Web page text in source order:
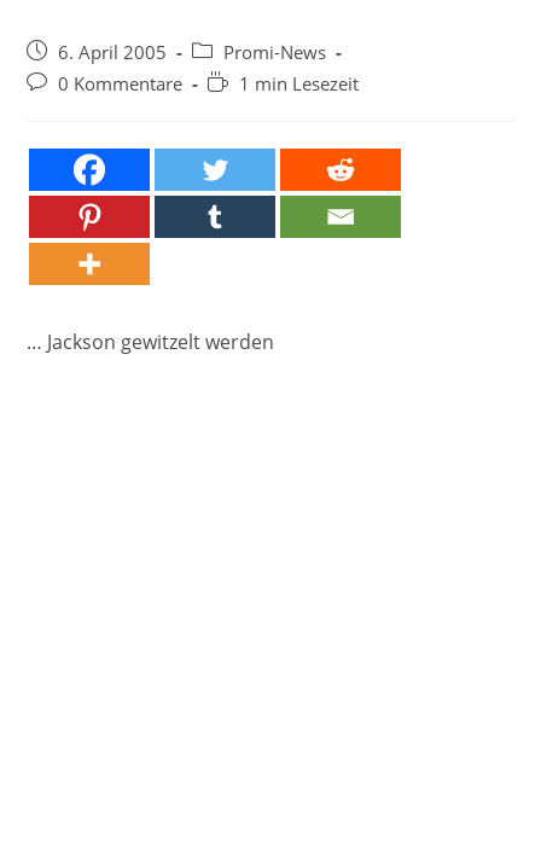
Beitrag
veröffentlicht:
6. April 2005
Beitrags-
Kategorie:
Promi-News
Beitrags-
0 Kommentare Lesedauer:
1 min Lesezeit
… Jackson gewitzelt werden